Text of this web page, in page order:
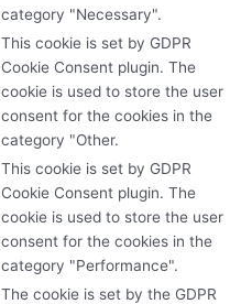
category "Necessary".
This cookie is set by GDPR
Cookie Consent plugin. The
cookie is used to store the user
consent for the cookies in the
category "Other.
This cookie is set by GDPR
Cookie Consent plugin. The
cookie is used to store the user
consent for the cookies in the
category "Performance".
The cookie is set by the GDPR